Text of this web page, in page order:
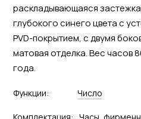
раскладывающаяся застежка
глубокого синего цвета с
PVD-покрытием, с двумя
матовая отделка. Вес часов
года.
Функции: Число